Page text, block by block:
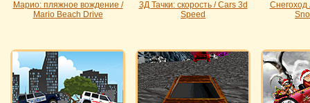
Марио: пляжное вождение /
Mario Beach Drive
3Д Тачки: скорость / Cars 3d
Speed
Снегоход